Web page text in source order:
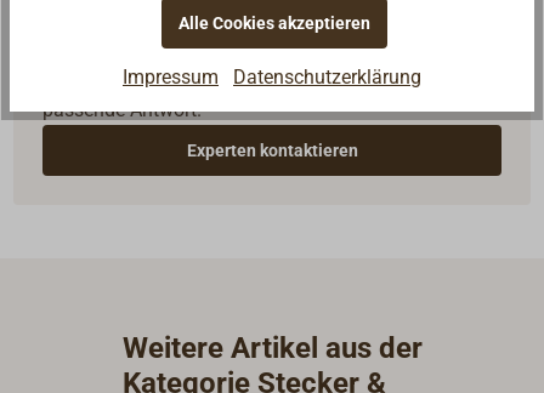
Fragen zum Artikel?
Reden Sie mit Handwerkern, Bootsbauern und
Seglerinnen. Wir verstehen Ihre Fragen und geben die
passende Antwort.
Experten kontaktieren
Weitere Artikel aus der
Kategorie Stecker &
Alle Cookies akzeptieren
Impressum Datenschutzerklärung